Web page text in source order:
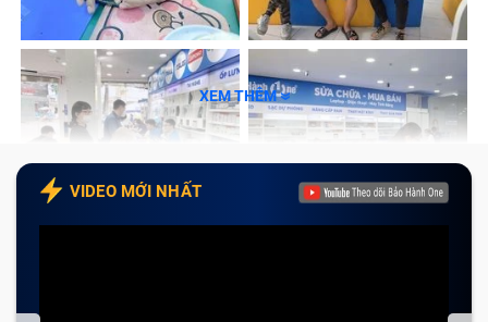
trầy xước, màn hình bị sọc, bị mất hình, bị vỡ tinh thể
lỏng, hay xuất hiện các đốm đen, hay thậm chí không
thể hiển thị màn hình thì đã đến lúc bạn nghĩ tới việc có
nên thay màn hình máy tính bảng iPad Pro 10.5"/
Hướng dẫn xác định khi nào bạn cần
XEM THÊM
VIDEO MỚI NHẤT